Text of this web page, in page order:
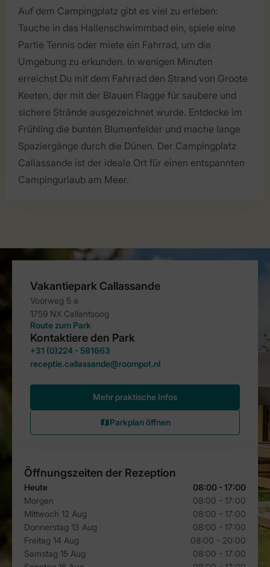
Auf dem Campingplatz gibt es viel zu erleben:
Tauche in das Hallenschwimmbad ein, spiele eine
Partie Tennis oder miete ein Fahrrad, um die
Umgebung zu erkunden. In wenigen Minuten
erreichst Du mit dem Fahrrad den Strand von Groote
Keeten, der mit der Blauen Flagge für saubere und
sichere Strände ausgezeichnet wurde. Entdecke im
Frühling die bunten Blumenfelder und mache lange
Spaziergänge durch die Dünen. Der Campingplatz
Callassande ist der ideale Ort für einen entspannten
Campingurlaub am Meer.